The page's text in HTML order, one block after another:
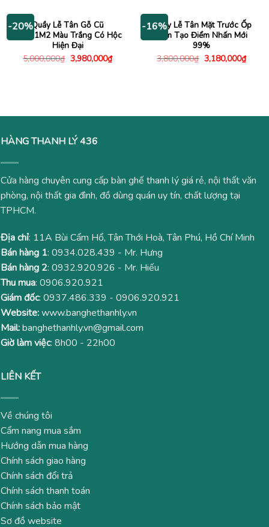
3,580,000₫.
-20%Quầy Lễ Tân Gỗ Cũ
2M2x1M2 Màu Trắng Có Hộc
Hiện Đại
5,000,000₫ Giá
gốc
3,980,000₫Giá
hiện
-16%
Quầy Lễ Tân Mặt Trước Ốp
Xám Tạo Điểm Nhấn Mới
99%
3,800,000₫ Giá
gốc
3,180,000₫Giá
hiện
HÀNG THANH LÝ 436
Cửa hàng chuyên cung cấp bàn ghế thanh lý giá rẻ, nội thất văn
phòng, nội thất gia đình, đồ dùng quán uy tín, chất lượng tại
TPHCM.
Địa chỉ: 11A Bùi Cẩm Hổ, Tân Thới Hoà, Tân Phú, Hồ Chí Minh
Bán hàng 1: 0934.028.439 - Mr. Hưng
Bán hàng 2: 0932.920.926 - Mr. Hiếu
Thu mua: 0906.920.921
Giám đốc: 0937.486.339 - 0906.920.921
Website:www.banghethanhly.vn
Mail:banghethanhly.vn@gmail.com
Giờ làm việc: 8h00 - 22h00
LIÊN KẾT
Về chúng tôi
Cẩm nang mua sắm
Hướng dẫn mua hàng
Chính sách giao hàng
Chính sách đổi trả
Chính sách thanh toán
Chính sách bảo mật
Sơ đồ website